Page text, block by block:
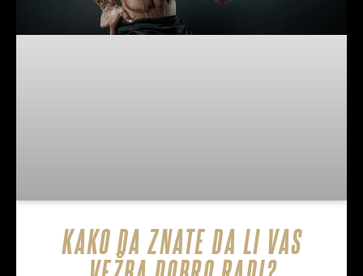
KAKO DA ZNATE DA LI VAS